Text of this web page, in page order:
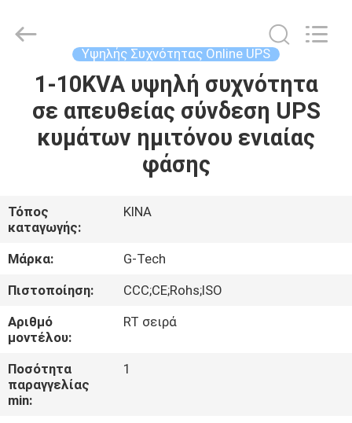
ΣΠΊΤΙ
ΠΡΟΪΌΝΤΑ
ΜΕ
ΕΜΆΣ
ΕΠΙΣΚΕΨΉ
ΕΡΓΟΣΤΑΣΊΟΥ
ΈΛΕΓΧΟΣ
ΠΟΙΌΤΗΤΑΣ
POWER
GROUP.
Υψηλής Συχνότητας Online UPS
1-10KVA υψηλή συχνότητα
σε απευθείας σύνδεση UPS
κυμάτων ημιτόνου ενιαίας
φάσης
Τόπος
καταγωγής:
ΚΙΝΑ
Μάρκα:
G-Tech
Πιστοποίηση:
CCC;CE;Rohs;ISO
Αριθμό
μοντέλου:
RT σειρά
Ποσότητα
παραγγελίας
min:
1